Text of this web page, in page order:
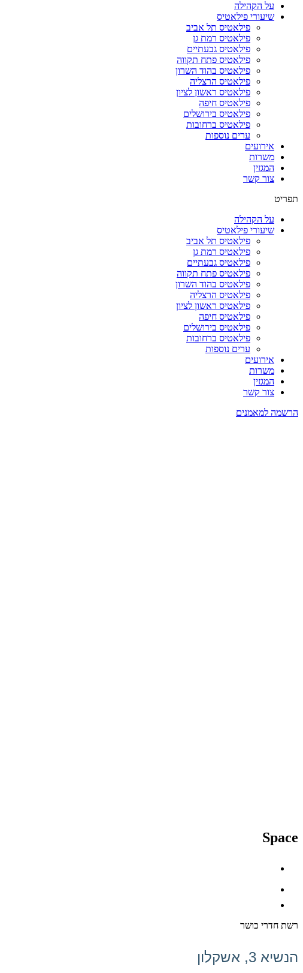
על הקהילה
שיעורי פילאטיס
פילאטיס תל אביב
פילאטיס רמת גן
פילאטיס גבעתיים
פילאטיס פתח תקווה
פילאטיס בהוד השרון
פילאטיס הרצליה
פילאטיס ראשון לציון
פילאטיס חיפה
פילאטיס בירושלים
פילאטיס ברחובות
ערים נוספות
אירועים
משרות
המגזין
צור קשר
תפריט
על הקהילה
שיעורי פילאטיס
פילאטיס תל אביב
פילאטיס רמת גן
פילאטיס גבעתיים
פילאטיס פתח תקווה
פילאטיס בהוד השרון
פילאטיס הרצליה
פילאטיס ראשון לציון
פילאטיס חיפה
פילאטיס בירושלים
פילאטיס ברחובות
ערים נוספות
אירועים
משרות
המגזין
צור קשר
הרשמה למאמנים
Space
רשת חדרי כושר
הנשיא 3, אשקלון